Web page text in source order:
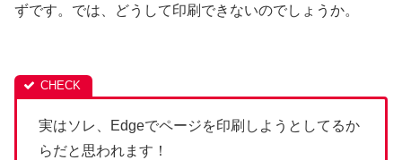
ずです。では、どうして印刷できないのでしょうか。
実はソレ、Edgeでページを印刷しようとしてるか
らだと思われます！